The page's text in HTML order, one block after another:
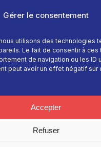
Gérer le consentement
utilisons des technologies
Le fait de consentir à
de navigation ou les ID
peut avoir un effet négatif
Accepter
Refuser